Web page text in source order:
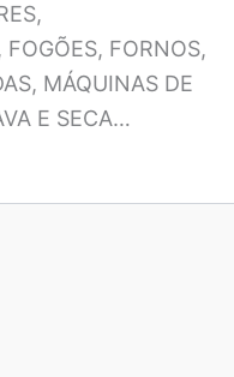
FOGÕES, FORNOS,
MÁQUINAS DE
E SECA…